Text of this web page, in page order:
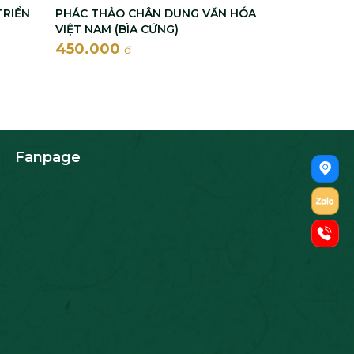
PHÁC THẢO CHÂN DUNG VĂN HÓA
VIỆT NAM (BÌA CỨNG)
450.000 đ
Fanpage